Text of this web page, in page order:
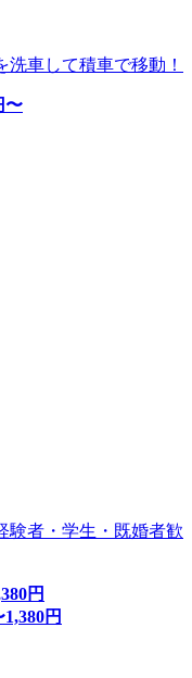
車して積車で移動！
〜
験者・学生・既婚者歓
円
1,380円